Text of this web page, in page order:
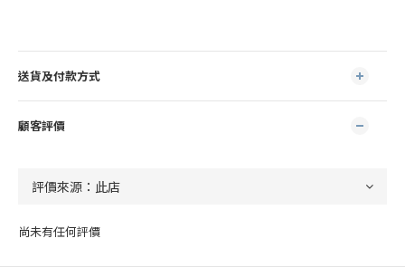
送貨及付款方式
顧客評價
尚未有任何評價